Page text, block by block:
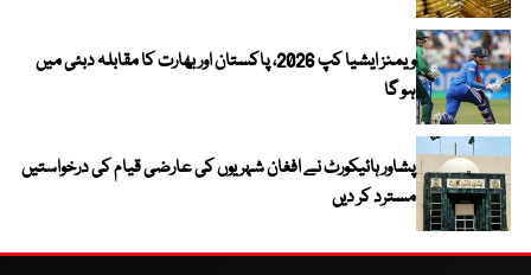
ویمنز ایشیا کپ 2026، پاکستان اور بھارت کا مقابلہ دبئی میں
ہو گا
پشاور ہائیکورٹ نے افغان شہریوں کی عارضی قیام کی درخواستیں
مسترد کر دیں